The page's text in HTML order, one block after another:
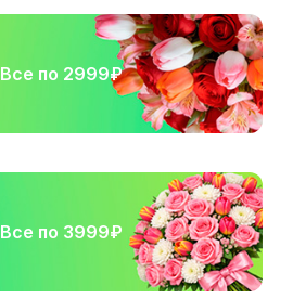
Все по 2999₽
Все по 3999₽